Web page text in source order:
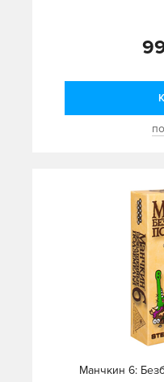
Манчкин 6: